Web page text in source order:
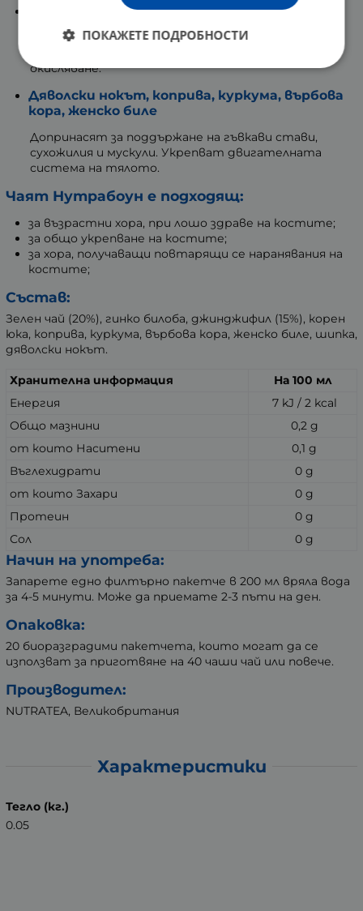
Гинко Билоба и шипка
Съдържат антиоксиданти, които допринасят за
окисляване.
Дяволски нокът, коприва, куркума, върбова
кора, женско биле
Допринасят за поддържане на гъвкави стави,
сухожилия и мускули. Укрепват двигателната
система на тялото.
Чаят Нутрабоун е подходящ:
за възрастни хора, при лошо здраве на костите;
за общо укрепване на костите;
за хора, получаващи повтарящи се наранявания на
костите;
Състав:
Зелен чай (20%), гинко билоба, джинджифил (15%), корен
юка, коприва, куркума, върбова кора, женско биле, шипка,
дяволски нокът.
Хранителна информация
На 100 мл
Енергия
7 kJ / 2 kcal
Общо мазнини
0,2 g
от които Наситени
0,1 g
Въглехидрати
0 g
от които Захари
0 g
Протеин
0 g
Сол
0 g
Начин на употреба:
Запарете едно филтърно пакетче в 200 мл вряла вода
за 4-5 минути. Може да приемате 2-3 пъти на ден.
Опаковка:
20 биоразградими пакетчета, които могат да се
използват за приготвяне на 40 чаши чай или повече.
Производител:
NUTRATEA, Великобритания
Характеристики
Тегло (кг.)
0.05
ПОКАЖЕТЕ ПОДРОБНОСТИ